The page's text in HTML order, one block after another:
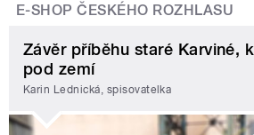
E-SHOP ČESKÉHO ROZHLASU
Závěr příběhu staré Karviné,
pod zemí
Karin Lednická, spisovatelka